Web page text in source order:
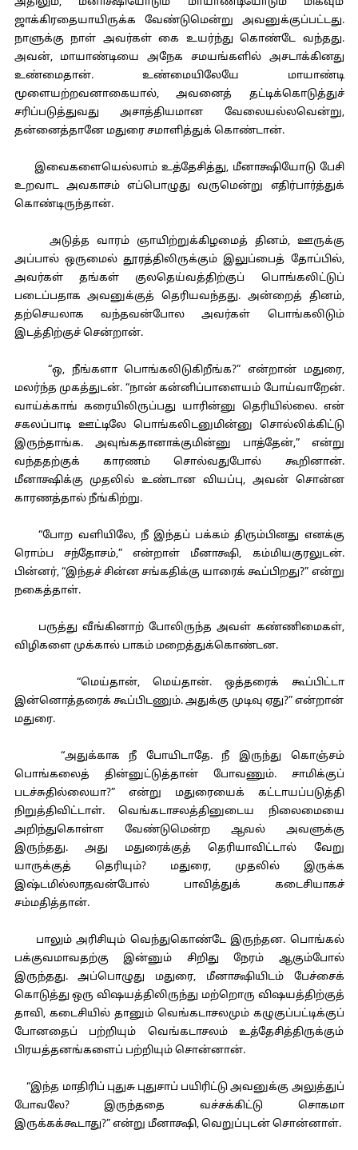
ஜாக்கிரதையாயிருக்க வேண்டுமென்று அவனுக்குப்பட்டது.
நாளுக்கு நாள் அவர்கள் கை உயர்ந்து கொண்டே வந்தது.
அவன், மாயாண்டியை அநேக சமயங்களில் அசடாக்கினது
உண்மைதான். உண்மையிலேயே மாயாண்டி
மூளையற்றவனாகையால், அவனைத் தட்டிக்கொடுத்துச்
சரிப்படுத்துவது அசாத்தியமான வேலையல்லவென்று,
தன்னைத்தானே மதுரை சமாளித்துக் கொண்டான்.
இவைகளையெல்லாம் உத்தேசித்து, மீனாக்ஷியோடு பேசி
உறவாட அவகாசம் எப்பொழுது வருமென்று எதிர்பார்த்துக்
கொண்டிருந்தான்.
அடுத்த வாரம் ஞாயிற்றுக்கிழமைத் தினம், ஊருக்கு
அப்பால் ஒருமைல் தூரத்திலிருக்கும் இலுப்பைத் தோப்பில்,
அவர்கள் தங்கள் குலதெய்வத்திற்குப் பொங்கலிட்டுப்
படைப்பதாக அவனுக்குத் தெரியவந்தது. அன்றைத் தினம்,
தற்செயலாக வந்தவன்போல அவர்கள் பொங்கலிடும்
இடத்திற்குச் சென்றான்.
“ஒ, நீங்களா பொங்கலிடுகிறீங்க?” என்றான் மதுரை,
மலர்ந்த முகத்துடன். “நான் கன்னிப்பாளையம் போய்வாறேன்.
வாய்க்காங் கரையிலிருப்பது யாரின்னு தெரியில்லை. என்
சகலப்பாடி ஊட்டிலே பொங்கலிடனுமின்னு சொல்லிக்கிட்டு
இருந்தாங்க. அவுங்கதானாக்குமின்னு பாத்தேன்,” என்று
வந்ததற்குக் காரணம் சொல்வதுபோல் கூறினான்.
மீனாக்ஷிக்கு முதலில் உண்டான வியப்பு, அவன் சொன்ன
காரணத்தால் நீங்கிற்று.
“போற வளியிலே, நீ இந்தப் பக்கம் திரும்பினது எனக்கு
ரொம்ப சந்தோசம்,” என்றாள் மீனாக்ஷி, கம்மியகுரலுடன்.
பின்னர், “இந்தச் சின்ன சங்கதிக்கு யாரைக் கூப்பிறது?” என்று
நகைத்தாள்.
பருத்து வீங்கினாற் போலிருந்த அவள் கண்ணிமைகள்,
விழிகளை முக்கால் பாகம் மறைத்துக்கொண்டன.
“மெய்தான், மெய்தான். ஒத்தரைக் கூப்பிட்டா
இன்னொத்தரைக் கூப்பிடணும். அதுக்கு முடிவு ஏது?” என்றான்
மதுரை.
“அதுக்காக நீ போயிடாதே. நீ இருந்து கொஞ்சம்
பொங்கலைத் தின்னுட்டுத்தான் போவணும். சாமிக்குப்
படச்சுதில்லையா?” என்று மதுரையைக் கட்டாயப்படுத்தி
நிறுத்திவிட்டாள். வெங்கடாசலத்தினுடைய நிலைமையை
அறிந்துகொள்ள வேண்டுமென்ற ஆவல் அவளுக்கு
இருந்தது. அது மதுரைக்குத் தெரியாவிட்டால் வேறு
யாருக்குத் தெரியும்? மதுரை, முதலில் இருக்க
இஷ்டமில்லாதவன்போல் பாவித்துக் கடைசியாகச்
சம்மதித்தான்.
பாலும் அரிசியும் வெந்துகொண்டே இருந்தன. பொங்கல்
பக்குவமாவதற்கு இன்னும் சிறிது நேரம் ஆகும்போல்
இருந்தது. அப்பொழுது மதுரை, மீனாக்ஷியிடம் பேச்சைக்
கொடுத்து ஒரு விஷயத்திலிருந்து மற்றொரு விஷயத்திற்குத்
தாவி, கடைசியில் தானும் வெங்கடாசலமும் கழுகுப்பட்டிக்குப்
போனதைப் பற்றியும் வெங்கடாசலம் உத்தேசித்திருக்கும்
பிரயத்தனங்களைப் பற்றியும் சொன்னான்.
“இந்த மாதிரிப் புதுசு புதுசாப் பயிரிட்டு அவனுக்கு அலுத்துப்
போவலே? இருந்ததை வச்சக்கிட்டு சொகமா
இருக்கக்கூடாது?” என்று மீனாக்ஷி, வெறுப்புடன் சொன்னாள்.